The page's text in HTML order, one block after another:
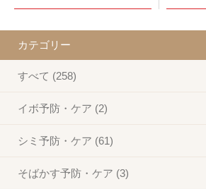
カテゴリー
すべて (258)
イボ予防・ケア (2)
シミ予防・ケア (61)
そばかす予防・ケア (3)